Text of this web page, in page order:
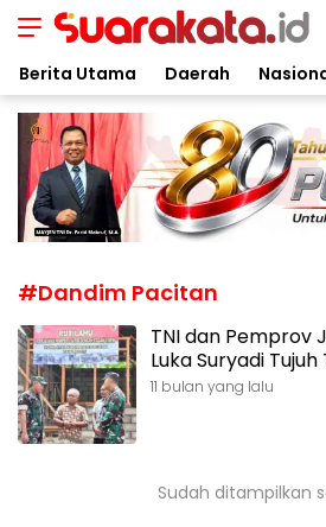
Suarakata.id
Kata Bicara Suara Bergerak
Berita Utama Daerah
#Dandim Pacitan
TNI dan Pemprov
Luka Suryadi Tujuh
11 bulan yang lalu
Sudah ditampilkan